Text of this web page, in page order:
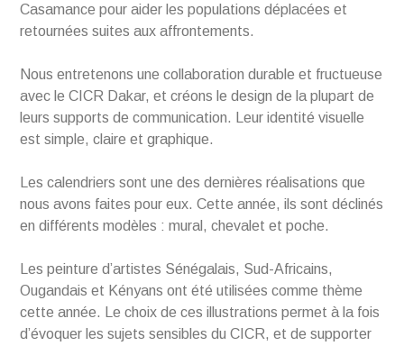
Casamance pour aider les populations déplacées et
retournées suites aux affrontements.
Nous entretenons une collaboration durable et fructueuse
avec le CICR Dakar, et créons le design de la plupart de
leurs supports de communication. Leur identité visuelle
est simple, claire et graphique.
Les calendriers sont une des dernières réalisations que
nous avons faites pour eux. Cette année, ils sont déclinés
en différents modèles : mural, chevalet et poche.
Les peinture d’artistes Sénégalais, Sud-Africains,
Ougandais et Kényans ont été utilisées comme thème
cette année. Le choix de ces illustrations permet à la fois
d’évoquer les sujets sensibles du CICR, et de supporter